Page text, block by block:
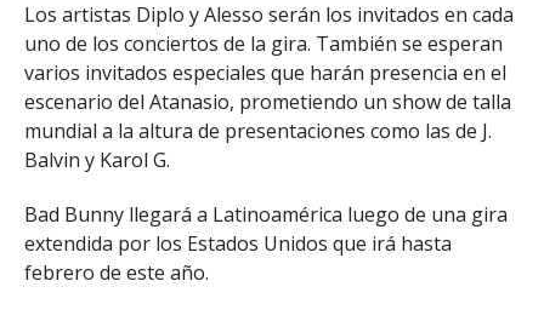
Los artistas Diplo y Alesso serán los invitados en cada
uno de los conciertos de la gira. También se esperan
varios invitados especiales que harán presencia en el
escenario del Atanasio, prometiendo un show de talla
mundial a la altura de presentaciones como las de J.
Balvin y Karol G.
Bad Bunny llegará a Latinoamérica luego de una gira
extendida por los Estados Unidos que irá hasta
febrero de este año.